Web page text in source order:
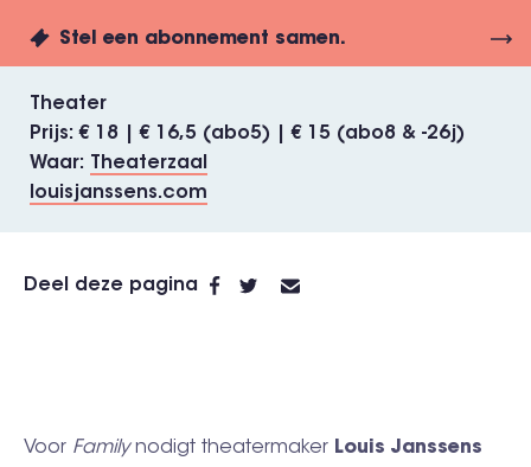
Stel een abonnement samen.
Theater
Prijs
€ 18 | € 16,5 (abo5) | € 15 (abo8 & -26j)
Waar
Theaterzaal
louisjanssens.com
Deel deze pagina
Voor Familynodigt theatermaker Louis Janssens